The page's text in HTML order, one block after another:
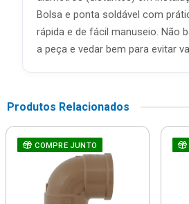
Bolsa e ponta soldável com
rápida e de fácil manuseio. Não
a peça e vedar bem para evitar
Produtos Relacionados
COMPRE JUNTO